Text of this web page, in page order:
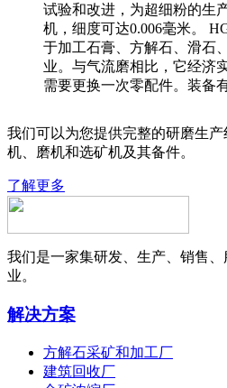
试验和改进，为超细粉的生
机，细度可达0.006毫米。
于加工石膏、方解石、滑石
业。与气流磨相比，它经济
需要更换一次零配件。装备
我们可以为您提供完整的研磨生
机、磨机和选矿机及其备件。
了解更多
我们是一家集研发、生产、销售
业。
解决方案
方解石采矿和加工厂
建筑回收厂